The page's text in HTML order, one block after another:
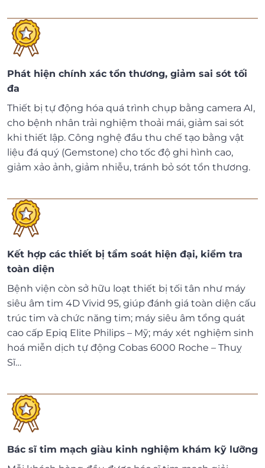
Phát hiện chính xác tổn thương, giảm sai sót tối
đa
Thiết bị tự động hóa quá trình chụp bằng camera AI,
cho bệnh nhân trải nghiệm thoải mái, giảm sai sót
khi thiết lập. Công nghệ đầu thu chế tạo bằng vật
liệu đá quý (Gemstone) cho tốc độ ghi hình cao,
giảm xảo ảnh, giảm nhiễu, tránh bỏ sót tổn thương.
Kết hợp các thiết bị tầm soát hiện đại, kiểm tra
toàn diện
Bệnh viện còn sở hữu loạt thiết bị tối tân như máy
siêu âm tim 4D Vivid 95, giúp đánh giá toàn diện cấu
trúc tim và chức năng tim; máy siêu âm tổng quát
cao cấp Epiq Elite Philips – Mỹ; máy xét nghiệm sinh
hoá miễn dịch tự động Cobas 6000 Roche – Thuỵ
Sĩ…
Bác sĩ tim mạch giàu kinh nghiệm khám kỹ lưỡng